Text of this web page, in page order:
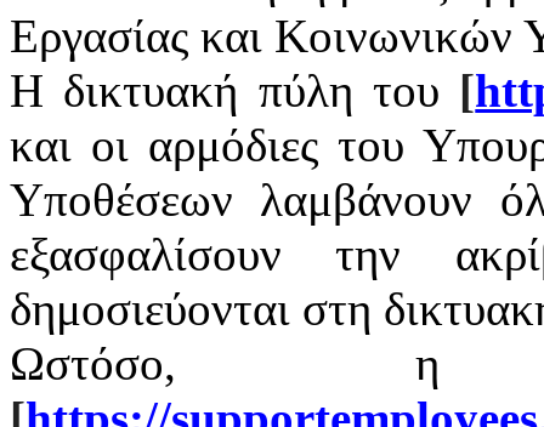
Εργασίας και Κοινωνικών
Η δικτυακή πύλη του [
και οι αρμόδιες του
Υποθέσεων λαμβάνουν
εξασφαλίσουν την
δημοσιεύονται στη
Ωστόσο, η